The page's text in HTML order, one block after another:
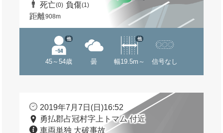
死亡(0) 負傷(1)
距離908m
45～54歳
他
曇 幅19.5m～
他
信号なし
2019年7月7日(日)16:52
勇払郡占冠村字上トマム 付近
車両単独 大破事故